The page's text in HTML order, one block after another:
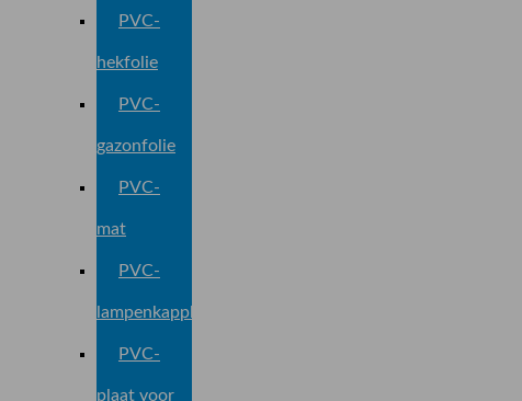
PVC-
hekfolie
PVC-
gazonfolie
PVC-
mat
PVC-
lampenkapplaat
PVC-
plaat voor